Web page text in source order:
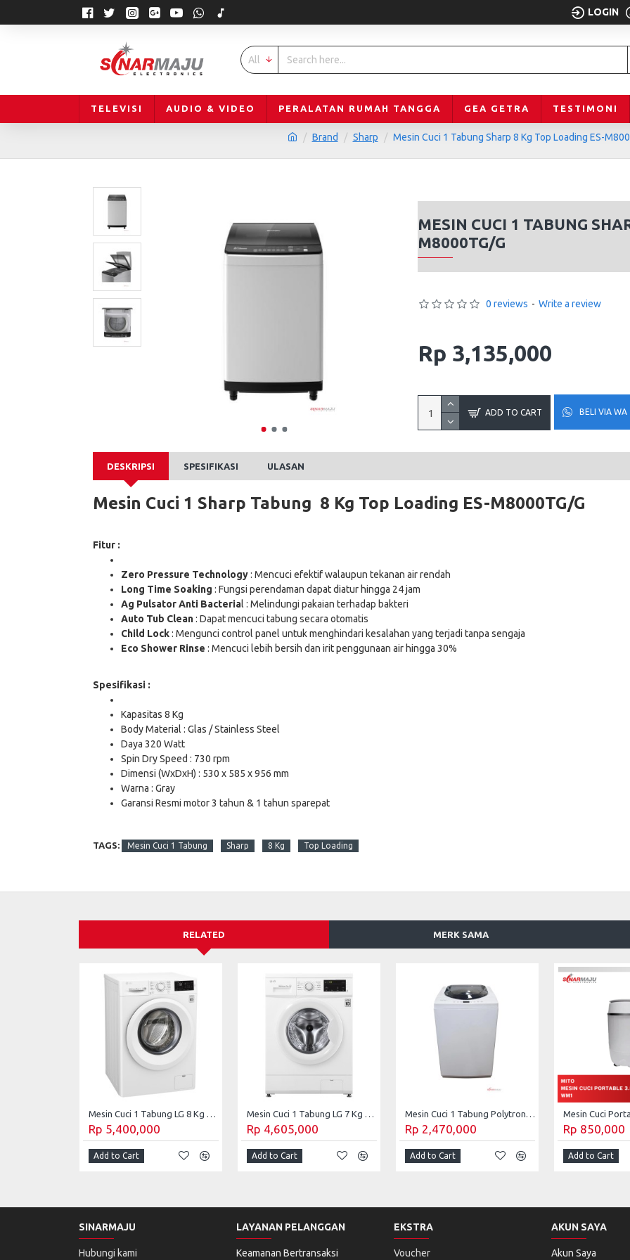
LOGIN
All
TELEVISI AUDIO & VIDEO PERALATAN RUMAH TANGGA GEA GETRA TESTIMONI
Brand Sharp Mesin Cuci 1 Tabung Sharp 8 Kg Top Loading ES-
MESIN CUCI 1 TABUNG
M8000TG/G
0 reviews - Write a review
Rp 3,135,000
ADD TO CART BELI VIA WA
DESKRIPSI SPESIFIKASI ULASAN
Mesin Cuci 1 Sharp Tabung 8 Kg Top Loading ES-M8000TG/G
Fitur :
Zero Pressure Technology: Mencuci efektif walaupun tekanan air rendah
Long Time Soaking : Fungsi perendaman dapat diatur hingga 24 jam
Ag Pulsator Anti Bacterial : Melindungi pakaian terhadap bakteri
Auto Tub Clean: Dapat mencuci tabung secara otomatis
Child Lock: Mengunci control panel untuk menghindari kesalahan yang terjadi tanpa sengaja
Eco Shower Rinse : Mencuci lebih bersih dan irit penggunaan air hingga 30%
Spesifikasi :
Kapasitas 8 Kg
Body Material : Glas / Stainless Steel
Daya 320 Watt
Spin Dry Speed : 730 rpm
Dimensi (WxDxH) : 530 x 585 x 956 mm
Warna : Gray
Garansi Resmi motor 3 tahun & 1 tahun sparepat
TAGS: Mesin Cuci 1 Tabung Sharp 8 Kg Top Loading
RELATED MERK SAMA
Mesin Cuci 1 Tabung LG 8 Kg Front Loading FC-1208N5W
Rp 5,400,000
Add to Cart
Mesin Cuci 1 Tabung LG 7 Kg Front Loading FM-1007N3W
Rp 4,605,000
Add to Cart
Mesin Cuci 1 Tabung Polytron 9 Kg Top Loading PAW-90517WB/WM
Rp 2,470,000
Add to Cart
Rp 850,000
Add to Cart
SINARMAJU
Hubungi kami
LAYANAN PELANGGAN
Keamanan Bertransaksi
EKSTRA
Voucher
AKUN SAYA
Akun Saya